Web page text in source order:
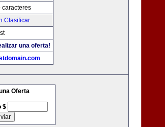
caracteres
Clasificar
una oferta!
Oferta
$